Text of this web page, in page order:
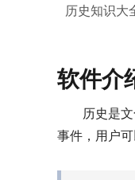
历史知识大
软件介
历史是
事件，用户